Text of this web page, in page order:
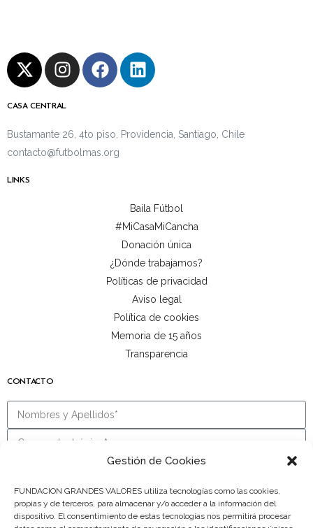
Gestión de Cookies
FUNDACION GRANDES VALORES utiliza tecnologías como las cookies,
propias y de terceros, para almacenar y/o acceder a la información del
dispositivo. El consentimiento de estas tecnologías nos permitirá procesar
CASA CENTRAL
Bustamante 26, 4to piso, Providencia, Santiago, Chile
contacto@futbolmas.org
LINKS
Baila Fútbol
#MiCasaMiCancha
Donación única
¿Dónde trabajamos?
Políticas de privacidad
Aviso legal
Política de cookies
Memoria de 15 años
Transparencia
CONTACTO